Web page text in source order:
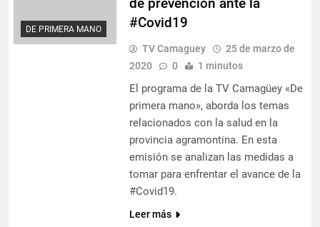
DE PRIMERA MANO
de prevención ante la
#Covid19
TV Camaguey
25 de marzo de
2020
0 1 minutos
El programa de la TV Camagüey «De
primera mano», aborda los temas
relacionados con la salud en la
provincia agramontina. En esta
emisión se analizan las medidas a
tomar para enfrentar el avance de la
#Covid19.
Leer más